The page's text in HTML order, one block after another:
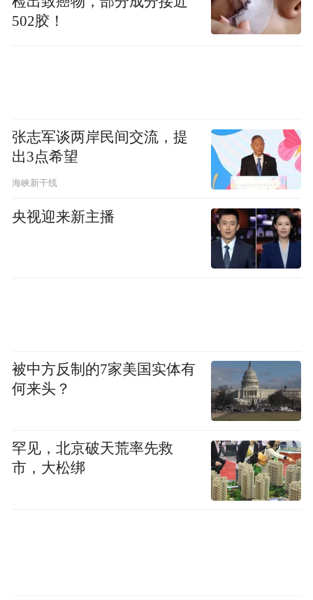
502胶！
张志军谈两岸民间交流，提
出3点希望
海峡新干线
央视迎来新主播
被中方反制的7家美国实体有
何来头？
罕见，北京破天荒率先救
市，大松绑